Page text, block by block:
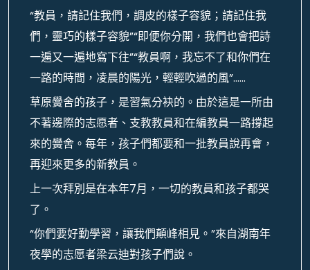
“教員，請記住我們，調皮的樣子容貌；請記住我
們，靈巧的樣子容貌”“即便你分開，我們也會把詩
一遍又一遍地寫下往”“教員啊，我忘不了和你們在
一路的時間，凌晨的陽光，輕輕吹過的風”……
草原黌舍的孩子，是習氣分袂的。由於這是一所由
不著邊際的志愿者、支教教員和在編教員一路撐起
來的黌舍。每年，孩子們都要和一批教員說再會，
再迎來更多的新教員。
上一次拜別是在本年7月，一切的教員和孩子都哭
了。
“你們要好勤學習，讓我們顛峰相見。”來自湖南年
夜學的志愿者梁云迪對孩子們說。